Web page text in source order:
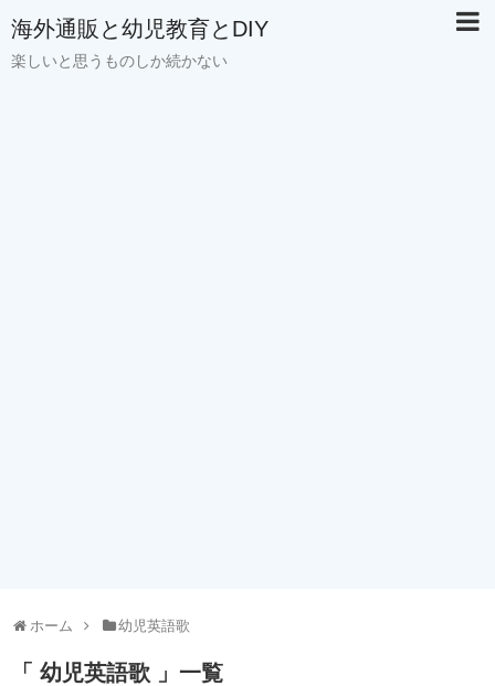
海外通販と幼児教育とDIY
楽しいと思うものしか続かない
ホーム 幼児英語歌
「 幼児英語歌 」一覧